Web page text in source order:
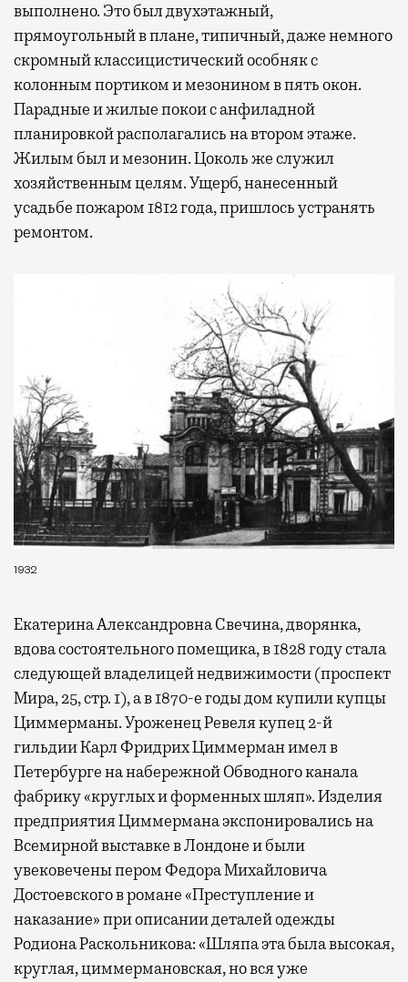
Современный путешественник часто берет
с собой не только чемодан, но и ноутбук.
А ожидание рейса все чаще превращается
не в потерянное время, а в возможность
спокойно закончить дела или спланировать
активности в путешествии, например
забронировать нужные билеты и рестораны.
Бизнес-зал становится местом, где можно
выпить кофе, наблюдая сквозь панорамные
окна за тем, как взлетают и садятся
самолеты. В Москве нет недостатка
в лаунжах. В аэропортах их обычно
несколько — в разных зонах воздушных
гаваней. На некоторых вокзалах — тоже.
Лаунжи доступны на Ленинградском,
Павелецком, Казанском, Ярославском
и Курском вокзалах.Попасть в бизнес-залы
могут держатели карт Mir Supreme. Причем
не только в столице. Всего доступно более
1000 бизнес-залов по всему миру.
выполнено. Это был двухэтажный,
прямоугольный в плане, типичный, даже немного
скромный классицистический особняк с
колонным портиком и мезонином в пять окон.
Парадные и жилые покои с анфиладной
планировкой располагались на втором этаже.
Жилым был и мезонин. Цоколь же служил
хозяйственным целям. Ущерб, нанесенный
усадьбе пожаром 1812 года, пришлось устранять
ремонтом.
1932
Екатерина Александровна Свечина, дворянка,
вдова состоятельного помещика, в 1828 году стала
следующей владелицей недвижимости (проспект
Мира, 25, стр. 1), а в 1870-е годы дом купили купцы
Циммерманы. Уроженец Ревеля купец 2-й
гильдии Карл Фридрих Циммерман имел в
Петербурге на набережной Обводного канала
фабрику «круглых и форменных шляп». Изделия
предприятия Циммермана экспонировались на
Всемирной выставке в Лондоне и были
увековечены пером Федора Михайловича
Достоевского в романе «Преступление и
наказание» при описании деталей одежды
Родиона Раскольникова: «Шляпа эта была высокая,
круглая, циммермановская, но вся уже